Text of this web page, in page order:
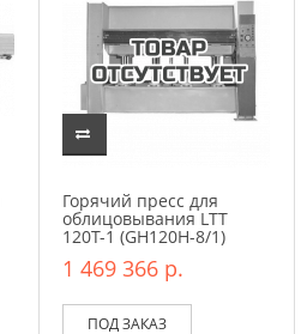
Горячий пресс для
облицовывания LTT
120T-1 (GН120Н-8/1)
1 469 366 р.
ПОД ЗАКАЗ